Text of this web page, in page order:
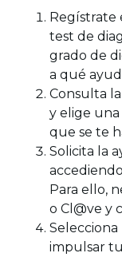
Regístrate
test de
grado de
a qué
Consulta
y elige
que se te
Solicita la
Para ello,
o Cl@ve y
Selecciona
impulsar